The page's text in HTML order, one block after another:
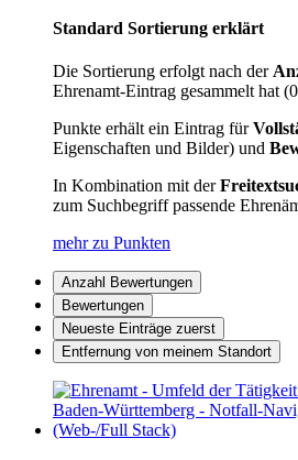
Standard Sortierung erklärt
Die Sortierung erfolgt nach der
Ehrenamt-Eintrag gesammelt hat
Punkte erhält ein Eintrag für
Eigenschaften und Bilder) und
In Kombination mit der
zum Suchbegriff passende
mehr zu Punkten
Anzahl Bewertungen
Bewertungen
Neueste Einträge zuerst
Entfernung von meinem Standort